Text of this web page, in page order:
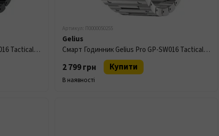
Смарт Годинник Gelius Pro GP-SW016 Tactical Heavy IP68 Black
Артикул: П0000050255
Gelius
Смарт Годинник Gelius Pro GP-SW016 Tactical Heavy IP68 Silver Titan
2 799 грн Купити
В наявності